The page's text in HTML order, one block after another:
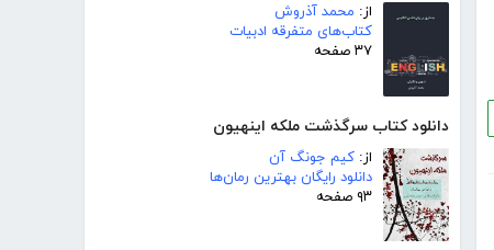
از: محمد آذروش
کتاب‌های متفرقه ادبیات
۳۷ صفحه
دانلود کتاب سرگذشت ملکه اینهیون
از: کیم جونگ آن
دانلود رایگان بهترین رمان‌ها
۹۳ صفحه